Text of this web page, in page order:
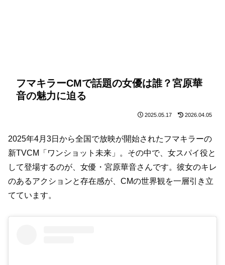
フマキラーCMで話題の女優は誰？宮原華
音の魅力に迫る
2025.05.17 2026.04.05
2025年4月3日から全国で放映が開始されたフマキラーの
新TVCM「ワンショット未来」。その中で、女スパイ役と
して登場するのが、女優・宮原華音さんです。彼女のキレ
のあるアクションと存在感が、CMの世界観を一層引き立
てています。